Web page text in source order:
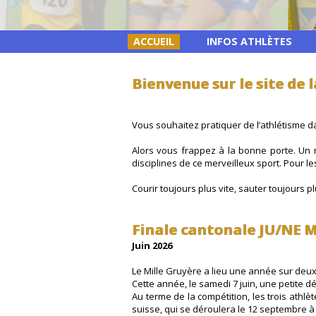
ACCUEIL INFOS ATHLÈTES
Bienvenue sur le site de
Vous souhaitez pratiquer de l’athlétisme
Alors vous frappez à la bonne porte. Un
disciplines de ce merveilleux sport. Pour
Courir toujours plus vite, sauter toujours
Finale cantonale JU/NE
Juin 2026
Le Mille Gruyère a lieu une année sur
Cette année, le samedi 7 juin, une petite
Au terme de la compétition, les trois
suisse, qui se déroulera le 12 septembre à